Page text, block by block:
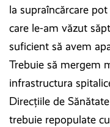
la supraîncărcare
care le-am văzut
suficient să avem
Trebuie să mergem
infrastructura
Direcțiile de
trebuie repopulate